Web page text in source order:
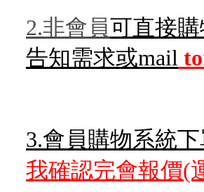
2.非會員可直接
告知需求或mail
3.會員購物系統
我確認完會報價(